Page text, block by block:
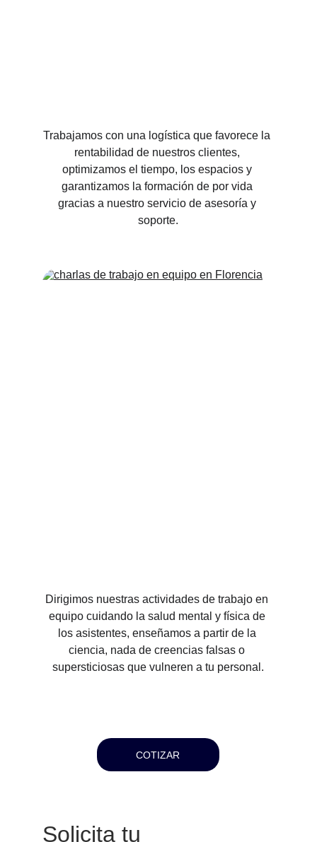
COTIZAR
Trabajamos con una logística que favorece la
rentabilidad de nuestros clientes,
optimizamos el tiempo, los espacios y
garantizamos la formación de por vida
gracias a nuestro servicio de asesoría y
soporte.
Dirigimos nuestras actividades de trabajo en
equipo cuidando la salud mental y física de
los asistentes, enseñamos a partir de la
ciencia, nada de creencias falsas o
supersticiosas que vulneren a tu personal.
Solicita tu